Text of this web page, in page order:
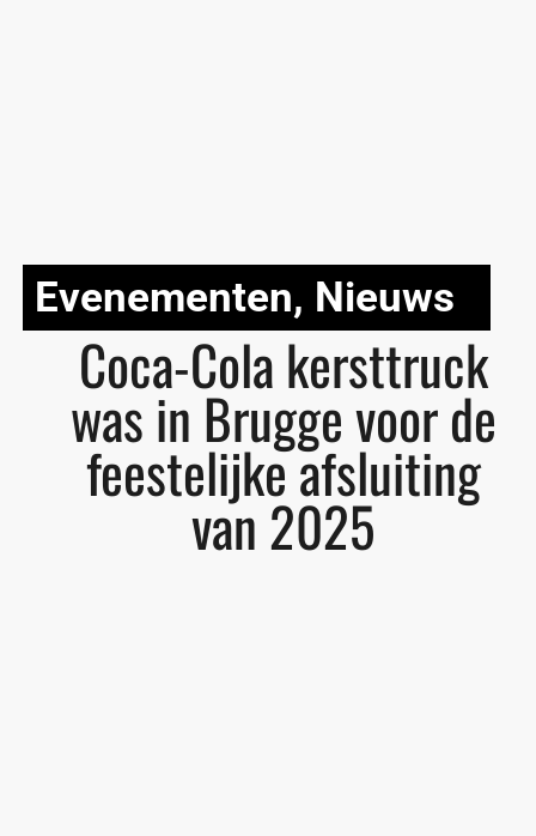
Evenementen, Nieuws
Coca-Cola kersttruck
was in Brugge voor de
feestelijke afsluiting
van 2025